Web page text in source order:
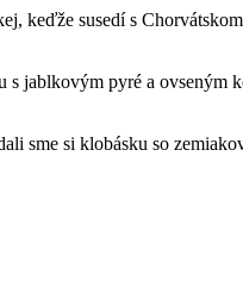
keďže susedí s
jablkovým pyré a ovseným
sme si klobásku so